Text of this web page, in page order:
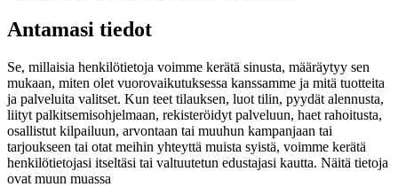
Antamasi tiedot
Se, millaisia henkilötietoja voimme kerätä sinusta, määräytyy sen
mukaan, miten olet vuorovaikutuksessa kanssamme ja mitä tuotteita
ja palveluita valitset. Kun teet tilauksen, luot tilin, pyydät alennusta,
liityt palkitsemisohjelmaan, rekisteröidyt palveluun, haet rahoitusta,
osallistut kilpailuun, arvontaan tai muuhun kampanjaan tai
tarjoukseen tai otat meihin yhteyttä muista syistä, voimme kerätä
henkilötietojasi itseltäsi tai valtuutetun edustajasi kautta. Näitä tietoja
ovat muun muassa